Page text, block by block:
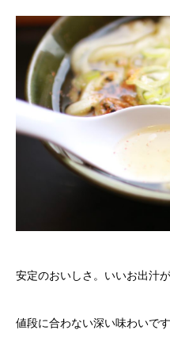
安定のおいしさ。いいお出汁が
値段に合わない深い味わいです